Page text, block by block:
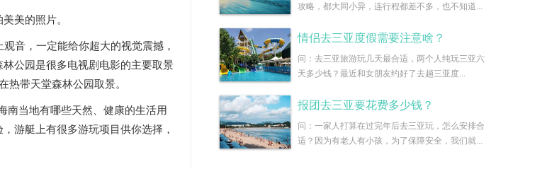
美的照片。
音，一定能给你超大的视觉震撼，
公园是很多电视剧电影的主要取景
热带天堂森林公园取景。
南当地有哪些天然、健康的生活用
游艇上有很多游玩项目供你选择，
攻略，都大同小异，连行程都差不多，也不知道...
情侣去三亚度假需要注意啥？
问：去三亚旅游玩几天最合适，两个人纯玩三亚六
天多少钱？最近和女朋友约好了去趟三亚度...
报团去三亚要花费多少钱？
问：一家人打算在过完年后去三亚玩，怎么安排合
适？因为有老人有小孩，为了保障安全，我们就...